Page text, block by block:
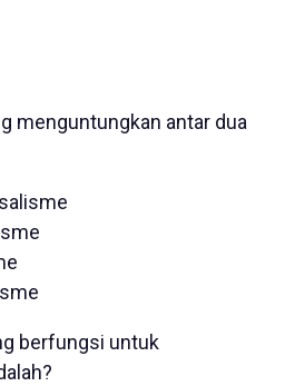
menguntungkan antar dua
berfungsi untuk